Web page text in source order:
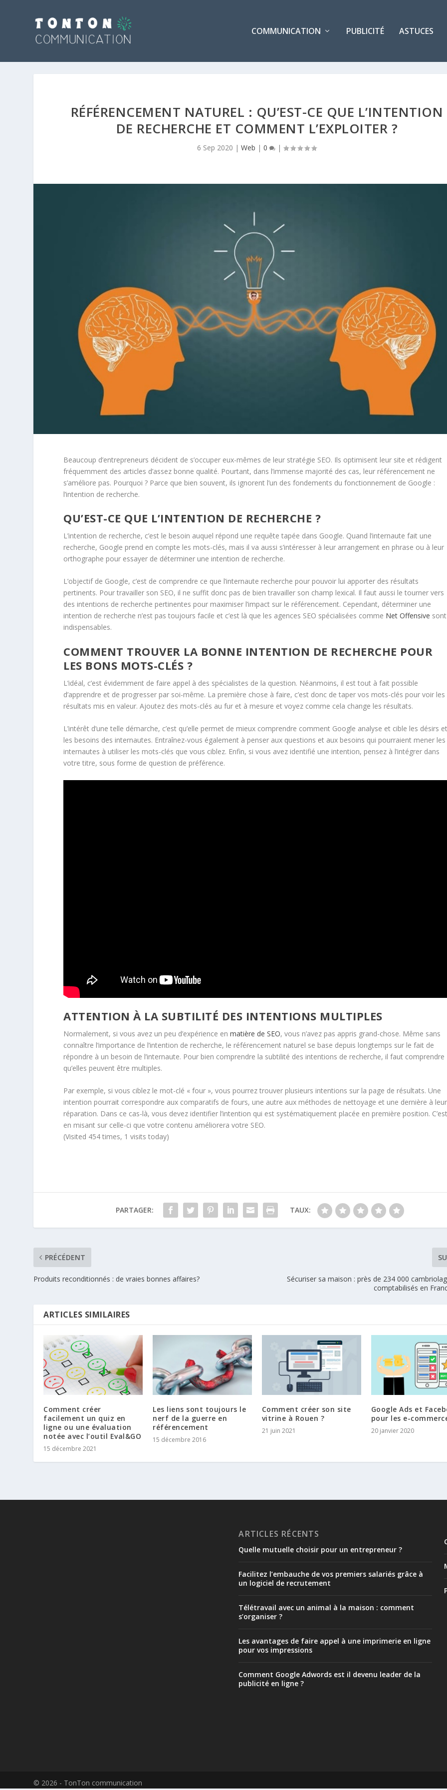
COMMUNICATION PUBLICITÉ ASTUCES
RÉFÉRENCEMENT NATUREL : QU’EST-CE QUE L’INTENTION
DE RECHERCHE ET COMMENT L’EXPLOITER ?
6 Sep 2020 |Web |0 |
Beaucoup d’entrepreneurs décident de s’occuper eux-mêmes de leur stratégie SEO. Ils optimisent leur site et rédigent
fréquemment des articles d’assez bonne qualité. Pourtant, dans l’immense majorité des cas, leur référencement ne
s’améliore pas. Pourquoi ? Parce que bien souvent, ils ignorent l’un des fondements du fonctionnement de Google :
l’intention de recherche.
QU’EST-CE QUE L’INTENTION DE RECHERCHE ?
L’intention de recherche, c’est le besoin auquel répond une requête tapée dans Google. Quand l’internaute fait une
recherche, Google prend en compte les mots-clés, mais il va aussi s’intéresser à leur arrangement en phrase ou à leur
orthographe pour essayer de déterminer une intention de recherche.
L’objectif de Google, c’est de comprendre ce que l’internaute recherche pour pouvoir lui apporter des résultats
pertinents. Pour travailler son SEO, il ne suffit donc pas de bien travailler son champ lexical. Il faut aussi le tourner vers
des intentions de recherche pertinentes pour maximiser l’impact sur le référencement. Cependant, déterminer une
intention de recherche n’est pas toujours facile et c’est là que les agences SEO spécialisées comme Net Offensive sont
indispensables.
COMMENT TROUVER LA BONNE INTENTION DE RECHERCHE POUR
LES BONS MOTS-CLÉS ?
L’idéal, c’est évidemment de faire appel à des spécialistes de la question. Néanmoins, il est tout à fait possible
d’apprendre et de progresser par soi-même. La première chose à faire, c’est donc de taper vos mots-clés pour voir les
résultats mis en valeur. Ajoutez des mots-clés au fur et à mesure et voyez comme cela change les résultats.
L’intérêt d’une telle démarche, c’est qu’elle permet de mieux comprendre comment Google analyse et cible les désirs
les besoins des internautes. Entraînez-vous également à penser aux questions et aux besoins qui pourraient mener les
internautes à utiliser les mots-clés que vous ciblez. Enfin, si vous avez identifié une intention, pensez à l’intégrer dans
votre titre, sous forme de question de préférence.
ATTENTION À LA SUBTILITÉ DES INTENTIONS MULTIPLES
Normalement, si vous avez un peu d’expérience enmatière de SEO, vous n’avez pas appris grand-chose. Même sans
connaître l’importance de l’intention de recherche, le référencement naturel se base depuis longtemps sur le fait de
répondre à un besoin de l’internaute. Pour bien comprendre la subtilité des intentions de recherche, il faut comprendre
qu’elles peuvent être multiples.
Par exemple, si vous ciblez le mot-clé « four », vous pourrez trouver plusieurs intentions sur la page de résultats. Une
intention pourrait correspondre aux comparatifs de fours, une autre aux méthodes de nettoyage et une dernière à leur
réparation. Dans ce cas-là, vous devez identifier l’intention qui est systématiquement placée en première position.
en misant sur celle-ci que votre contenu améliorera votre SEO.
(Visited 454 times, 1 visits today)
PARTAGER: TAUX:
PRÉCÉDENT
Produits reconditionnés : de vraies bonnes affaires?
Sécuriser sa maison : près de 234 000
comptabilisés en
ARTICLES SIMILAIRES
Comment créer
facilement un quiz en
ligne ou une évaluation
notée avec l’outil Eval&GO
15 décembre 2021
Les liens sont toujours le
nerf de la guerre en
référencement
15 décembre 2016
Comment créer son site
vitrine à Rouen ?
21 juin 2021
Google Ads et
pour les e-
20 janvier 2020
ARTICLES RÉCENTS
Quelle mutuelle choisir pour un entrepreneur ?
Facilitez l’embauche de vos premiers salariés grâce à
un logiciel de recrutement
Télétravail avec un animal à la maison : comment
s’organiser ?
Les avantages de faire appel à une imprimerie en ligne
pour vos impressions
Comment Google Adwords est il devenu leader de la
publicité en ligne ?
© 2026 - TonTon communication